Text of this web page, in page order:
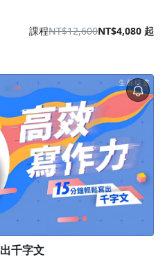
課程NT$12,600NT$4,080 起
千字文